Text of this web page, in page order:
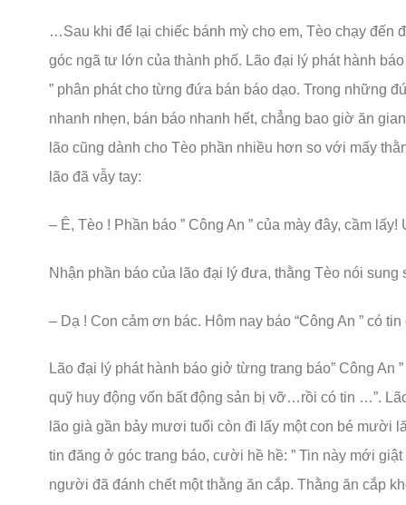
…Sau khi để lại chiếc bánh mỳ cho em, Tèo chạy đến
góc ngã tư lớn của thành phố. Lão đại lý phát hành
” phân phát cho từng đứa bán báo dạo. Trong những
nhanh nhẹn, bán báo nhanh hết, chẳng bao giờ ăn
lão cũng dành cho Tèo phần nhiều hơn so với mấy
lão đã vẫy tay:
– Ê, Tèo ! Phần báo ” Công An ” của mày đây, cầm
Nhận phần báo của lão đại lý đưa, thằng Tèo nói sung
– Dạ ! Con cảm ơn bác. Hôm nay báo “Công An ” có
Lão đại lý phát hành báo giở từng trang báo” Công An
quỹ huy động vốn bất động sản bị vỡ…rồi có tin …”.
lão già gần bảy mươi tuổi còn đi lấy một con bé mười
tin đăng ở góc trang báo, cười hề hề: ” Tin này mới
người đã đánh chết một thằng ăn cắp. Thằng ăn cắp